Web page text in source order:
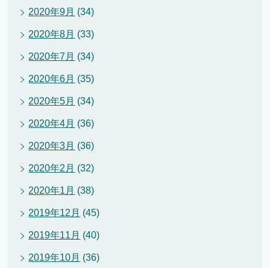
2020年9月 (34)
2020年8月 (33)
2020年7月 (34)
2020年6月 (35)
2020年5月 (34)
2020年4月 (36)
2020年3月 (36)
2020年2月 (32)
2020年1月 (38)
2019年12月 (45)
2019年11月 (40)
2019年10月 (36)